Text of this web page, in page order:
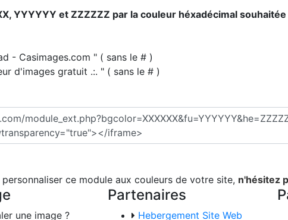
YYYYYY et ZZZZZZ par la couleur héxadécimal souhaitée
- Casimages.com " ( sans le # )
d'images gratuit .:. " ( sans le # )
ce module aux couleurs de votre site, n'hésitez
une image ?
Partenaires
Hebergement Site Web